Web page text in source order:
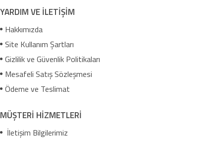
YARDIM VE İLETİŞİM
Hakkımızda
Site Kullanım Şartları
Gizlilik ve Güvenlik Politikaları
Mesafeli Satış Sözleşmesi
Ödeme ve Teslimat
MÜŞTERİ HİZMETLERİ
İletişim Bilgilerimiz